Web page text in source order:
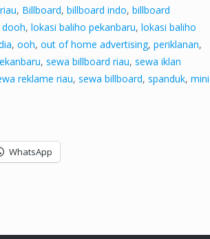
, Billboard, billboard indo, billboard
dooh, lokasi baliho pekanbaru, lokasi baliho
, ooh, out of home advertising, periklanan,
, sewa billboard riau, sewa iklan
reklame riau, sewa billboard, spanduk, mini
WhatsApp